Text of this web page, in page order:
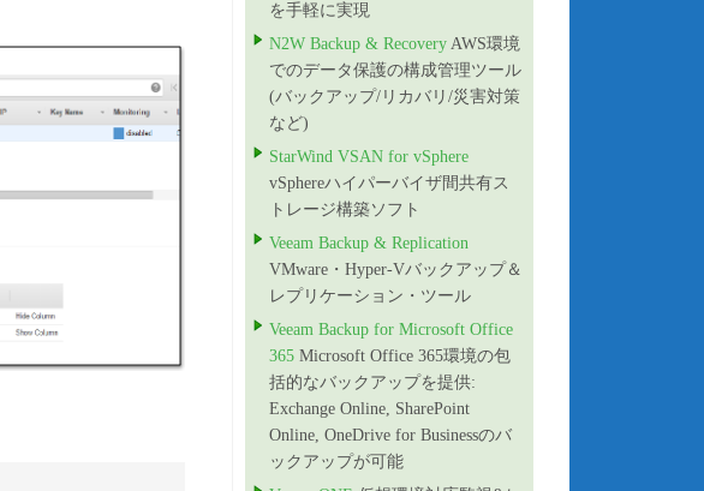
を手軽に実現
N2W Backup & Recovery AWS環境
でのデータ保護の構成管理ツール
(バックアップ/リカバリ/災害対策
など)
StarWind VSAN for vSphere
vSphereハイパーバイザ間共有ス
トレージ構築ソフト
Veeam Backup & Replication
VMware・Hyper-Vバックアップ＆
レプリケーション・ツール
Veeam Backup for Microsoft Office
365 Microsoft Office 365環境の包
括的なバックアップを提供:
Exchange Online, SharePoint
Online, OneDrive for Businessのバ
ックアップが可能